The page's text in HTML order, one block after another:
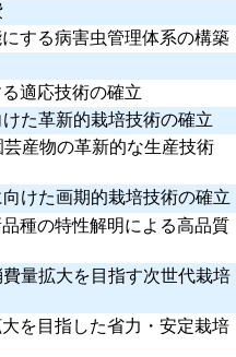
する病害虫管理体系の構築
適応技術の確立
た革新的栽培技術の確立
産物の革新的な生産技術
けた画期的栽培技術の確立
種の特性解明による高品質
量拡大を目指す次世代栽培
を目指した省力・安定栽培